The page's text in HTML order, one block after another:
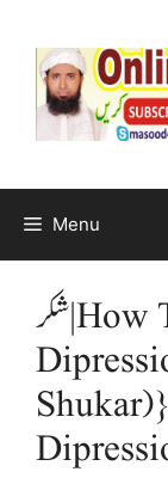
Menu
شکر | How To Overcome On